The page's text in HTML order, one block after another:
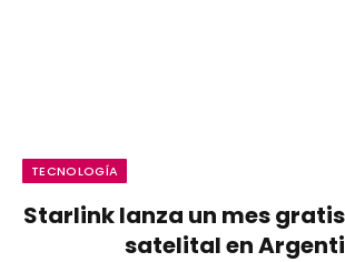
TECNOLOGÍA
Starlink lanza un mes
satelital en